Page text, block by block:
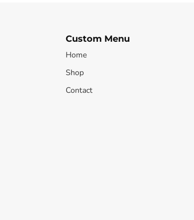
Custom Menu
Home
Shop
Contact